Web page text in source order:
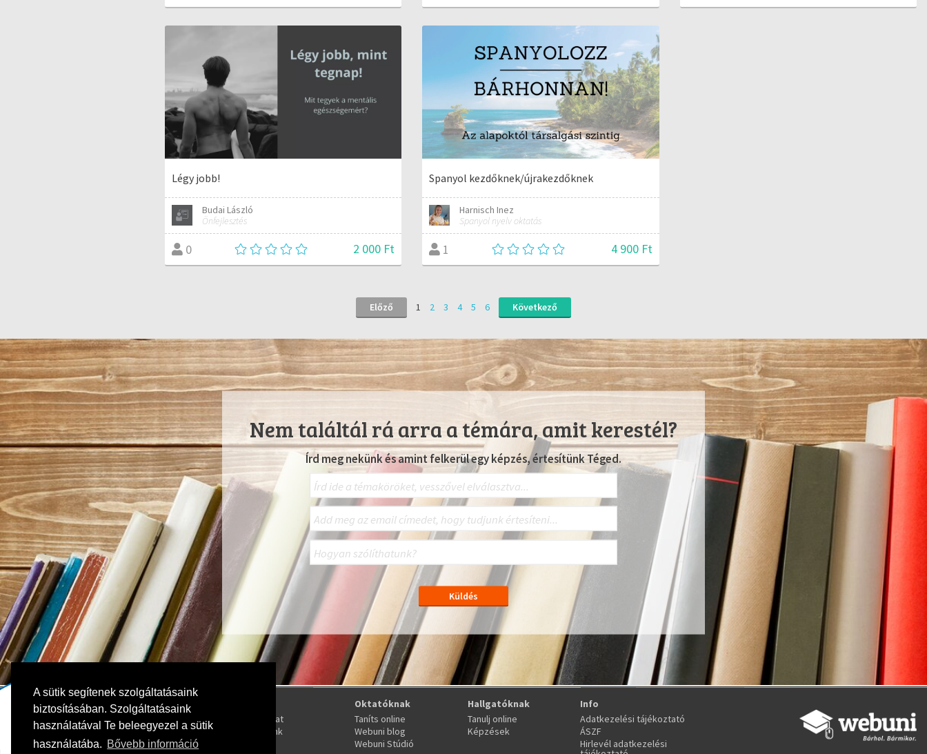
A sütik segítenek szolgáltatásaink
biztosításában. Szolgáltatásaink
használatával Te beleegyezel a sütik
használatába. Bővebb információ
Légy jobb!
Budai László
Önfejlesztés
0 2 000 Ft
Spanyol kezdőknek/újrakezdőknek
Harnisch Inez
Spanyol nyelv oktatás
1 4 900 Ft
Előző 1 2 3 4 5 6 Következő
Nem találtál rá arra a témára, amit kerestél?
Írd meg nekünk és amint felkerül egy képzés, értesítünk Téged.
Kövess bennünket!
Kapcsolat
Oktatóink
Oktatóknak
Taníts online
Webuni blog
Webuni Stúdió
Hallgatóknak
Tanulj online
Képzések
Info
Adatkezelési tájékoztató
ÁSZF
Hirlevél adatkezelési